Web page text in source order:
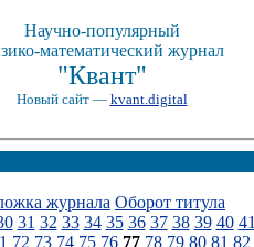
Научно-популярный
математический журнал
"Квант"
Новый сайт — kvant.digital
журнала Оборот титула
31 32 33 34 35 36 37 38 39 40 41
72 73 74 75 76 77 78 79 80 81 82